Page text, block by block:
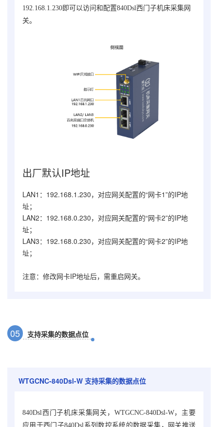
192.168.1.230即可以访问和配置840Dsl西门子机床采集网
关。
出厂默认IP地址
LAN1：192.168.1.230，对应网关配置的“网卡1”的IP地
址；
LAN2：192.168.0.230，对应网关配置的“网卡2”的IP地
址；
LAN3：192.168.0.230，对应网关配置的“网卡2”的IP地
址；
注意：修改网卡IP地址后，需重启网关。
05 支持采集的数据点位
WTGCNC-840Dsl-W 支持采集的数据点位
840Dsl西门子机床采集网关，WTGCNC-840Dsl-W， 主要
应用于西门子840Dsl系列数控系统的数据采集 ，网关推送